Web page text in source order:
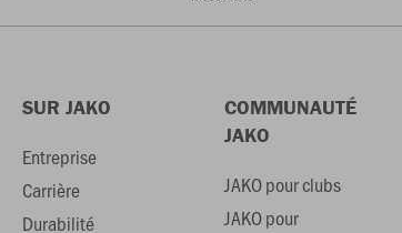
SUR JAKO
Entreprise
Carrière
Durabilité
COMMUNAUTÉ
JAKO
JAKO pour clubs
JAKO pour